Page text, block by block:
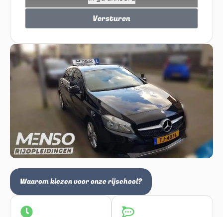
Waarom kiezen voor onze rijschool?
Versturen